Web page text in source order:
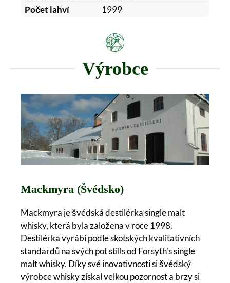
Počet lahví
1999
Výrobce
Mackmyra (Švédsko)
Mackmyra je švédská destilérka single malt
whisky, která byla založena v roce 1998.
Destilérka vyrábí podle skotských kvalitativních
standardů na svých pot stills od Forsyth's single
malt whisky. Díky své inovativnosti si švédský
výrobce whisky získal velkou pozornost a brzy si